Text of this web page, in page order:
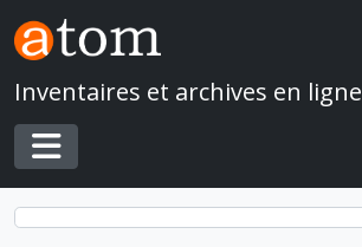
Skip to main content
Inventaires et archives en ligne
Toggle navigation